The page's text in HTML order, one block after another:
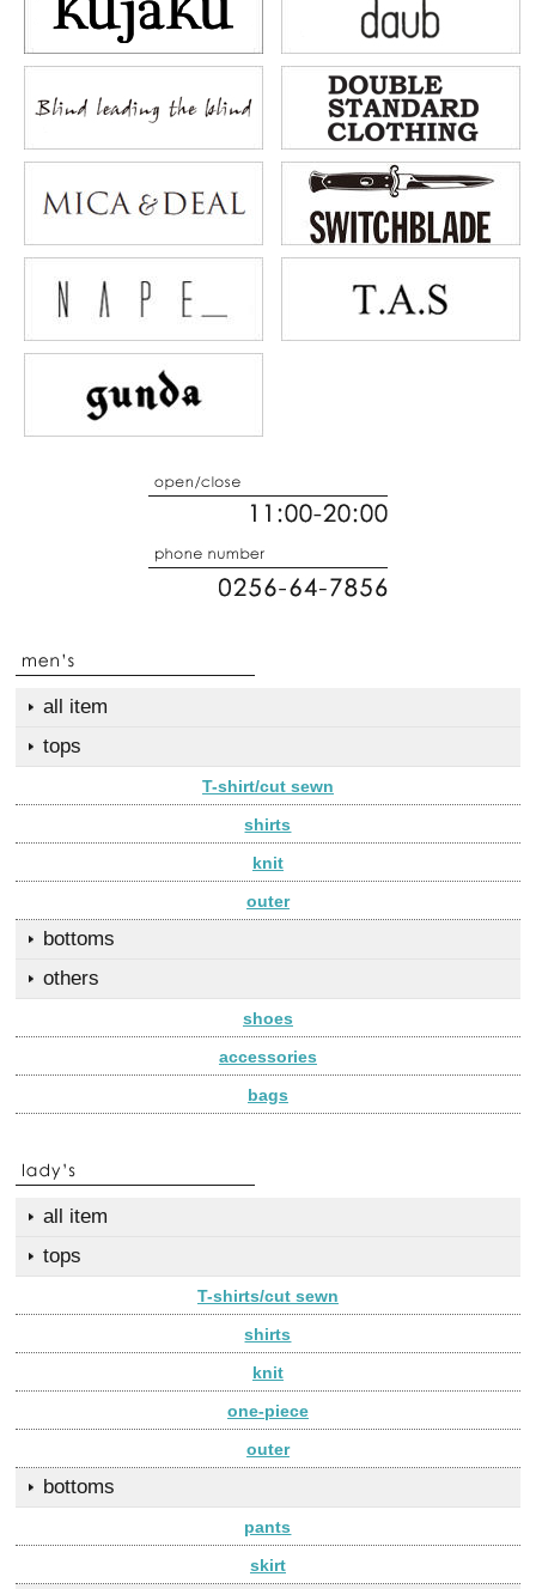
all item
tops
T-shirt/cut sewn
shirts
knit
outer
bottoms
others
shoes
accessories
bags
all item
tops
T-shirts/cut sewn
shirts
knit
one-piece
outer
bottoms
pants
skirt